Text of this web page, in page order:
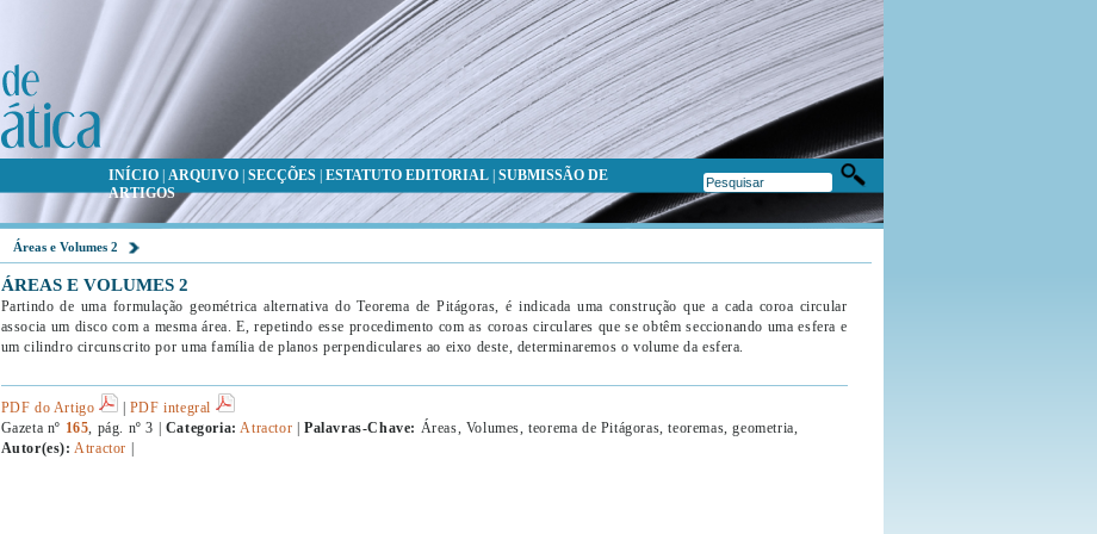
INÍCIO| ARQUIVO| SECÇÕES| ESTATUTO EDITORIAL| SUBMISSÃO DE
ARTIGOS
Áreas e Volumes 2
ÁREAS E VOLUMES 2
Partindo de uma formulação geométrica alternativa do Teorema de Pitágoras, é indicada uma construção que a cada coroa circular
associa um disco com a mesma área. E, repetindo esse procedimento com as coroas circulares que se obtêm seccionando uma esfera e
um cilindro circunscrito por uma família de planos perpendiculares ao eixo deste, determinaremos o volume da esfera.
PDF do Artigo | PDF integral
Gazeta nº 165, pág. nº 3 | Categoria: Atractor Palavras-Chave: Áreas, Volumes, teorema de Pitágoras, teoremas, geometria,
Autor(es): Atractor